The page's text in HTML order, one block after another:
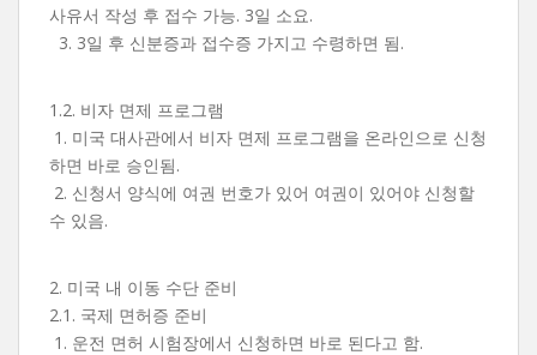
사유서 작성 후 접수 가능. 3일 소요.
3. 3일 후 신분증과 접수증 가지고 수령하면 됨.
1.2. 비자 면제 프로그램
1. 미국 대사관에서 비자 면제 프로그램을 온라인으로 신청
하면 바로 승인됨.
2. 신청서 양식에 여권 번호가 있어 여권이 있어야 신청할
수 있음.
2. 미국 내 이동 수단 준비
2.1. 국제 면허증 준비
1. 운전 면허 시험장에서 신청하면 바로 된다고 함.